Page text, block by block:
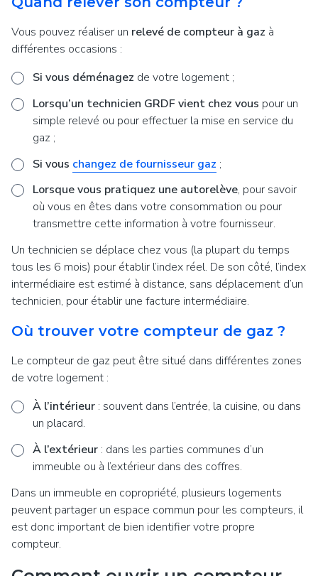
Vous pouvez réaliser un relevé de compteur à gaz à
différentes occasions :
Si vous déménagez de votre logement ;
Lorsqu’un technicien GRDF vient chez vous pour un
simple relevé ou pour effectuer la mise en service du
gaz ;
Si vous changez de fournisseur gaz ;
Lorsque vous pratiquez une autorelève, pour savoir
où vous en êtes dans votre consommation ou pour
transmettre cette information à votre fournisseur.
Un technicien se déplace chez vous (la plupart du temps
tous les 6 mois) pour établir l’index réel. De son côté, l’index
intermédiaire est estimé à distance, sans déplacement d’un
technicien, pour établir une facture intermédiaire.
Où trouver votre compteur de gaz ?
Le compteur de gaz peut être situé dans différentes zones
de votre logement :
À l’intérieur : souvent dans l’entrée, la cuisine, ou dans
un placard.
À l’extérieur : dans les parties communes d’un
immeuble ou à l’extérieur dans des coffres.
Dans un immeuble en copropriété, plusieurs logements
peuvent partager un espace commun pour les compteurs, il
est donc important de bien identifier votre propre
compteur.